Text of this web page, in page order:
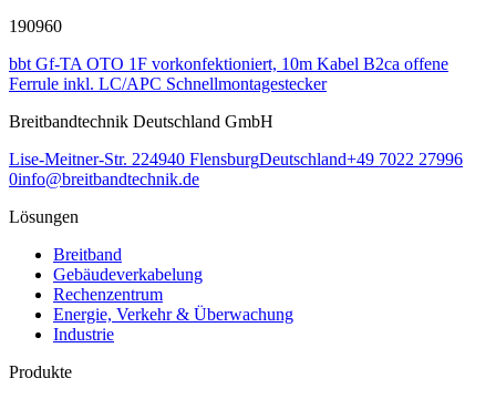
190960
bbt Gf-TA OTO 1F vorkonfektioniert, 10m Kabel B2ca offene
Ferrule inkl. LC/APC Schnellmontagestecker
Breitbandtechnik Deutschland GmbH
Lise-Meitner-Str. 224940 FlensburgDeutschland+49 7022 27996
0info@breitbandtechnik.de
Lösungen
Breitband
Gebäudeverkabelung
Rechenzentrum
Energie, Verkehr & Überwachung
Industrie
Produkte